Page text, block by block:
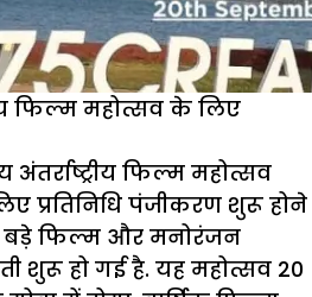
फिल्म महोत्सव के लिए
अंतर्राष्ट्रीय फिल्म महोत्सव
पंजीकरण शुरू होने
फिल्म और मनोरंजन
शुरू हो गई है. यह महोत्सव 20